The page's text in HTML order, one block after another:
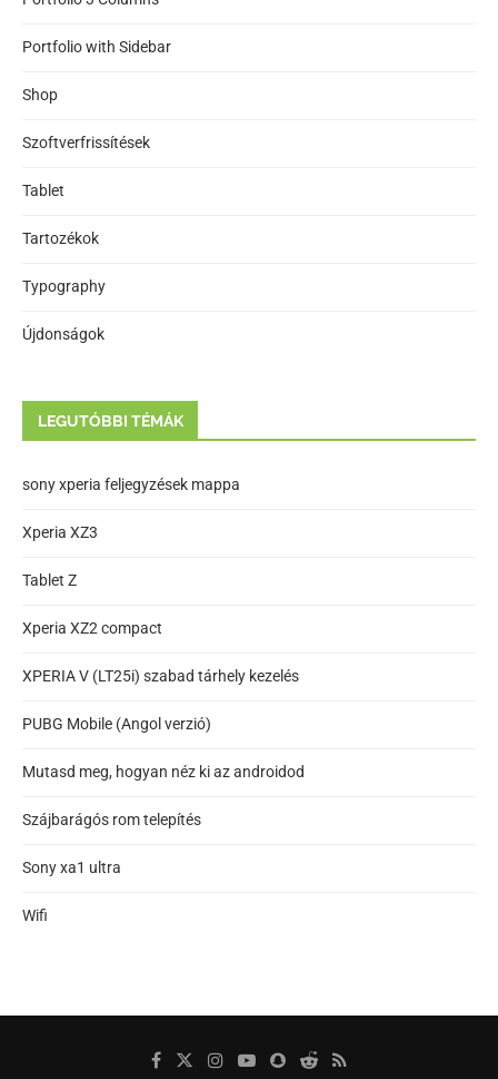
Portfolio with Sidebar
Shop
Szoftverfrissítések
Tablet
Tartozékok
Typography
Újdonságok
LEGUTÓBBI TÉMÁK
sony xperia feljegyzések mappa
Xperia XZ3
Tablet Z
Xperia XZ2 compact
XPERIA V (LT25i) szabad tárhely kezelés
PUBG Mobile (Angol verzió)
Mutasd meg, hogyan néz ki az androidod
Szájbarágós rom telepítés
Sony xa1 ultra
Wifi